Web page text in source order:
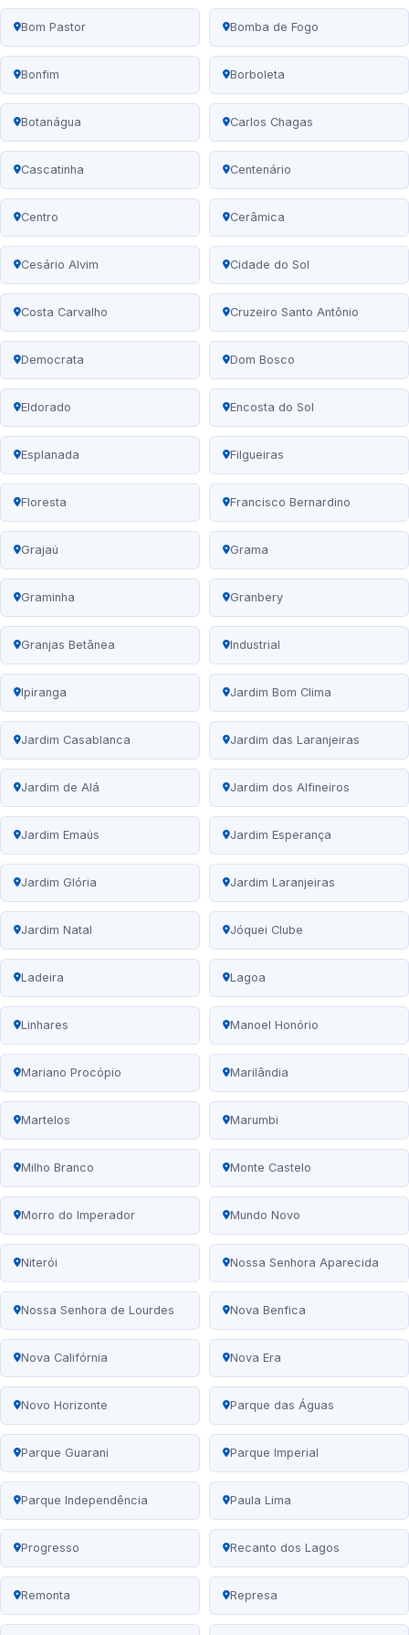
Bom Pastor Bomba de Fogo
Bonfim Borboleta
Botanágua Carlos Chagas
Cascatinha Centenário
Centro Cerâmica
Cesário Alvim Cidade do Sol
Costa Carvalho Cruzeiro Santo Antônio
Democrata Dom Bosco
Eldorado Encosta do Sol
Esplanada Filgueiras
Floresta Francisco Bernardino
Grajaú Grama
Graminha Granbery
Granjas Betânea Industrial
Ipiranga Jardim Bom Clima
Jardim Casablanca Jardim das Laranjeiras
Jardim de Alá Jardim dos Alfineiros
Jardim Emaús Jardim Esperança
Jardim Glória Jardim Laranjeiras
Jardim Natal Jóquei Clube
Ladeira Lagoa
Linhares Manoel Honório
Mariano Procópio Marilândia
Martelos Marumbi
Milho Branco Monte Castelo
Morro do Imperador Mundo Novo
Niterói Nossa Senhora Aparecida
Nossa Senhora de Lourdes Nova Benfica
Nova Califórnia Nova Era
Novo Horizonte Parque das Águas
Parque Guarani Parque Imperial
Parque Independência Paula Lima
Progresso Recanto dos Lagos
Remonta Represa